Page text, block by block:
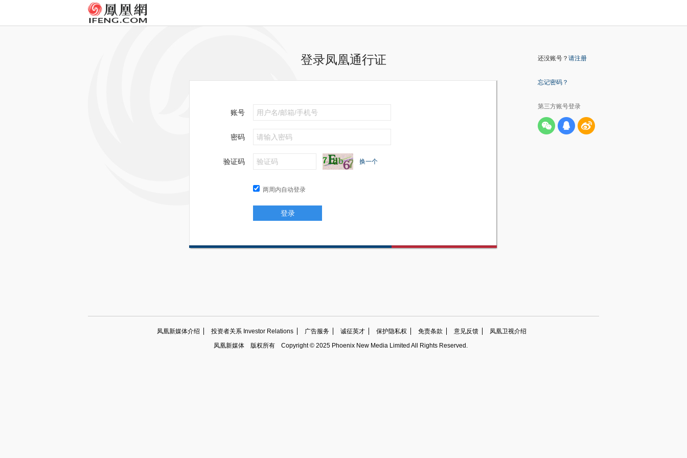
登录凤凰通行证
账号
密码
验证码 换一个
两周内自动登录
登录
还没账号？ 请注册
忘记密码？
第三方账号登录
凤凰新媒体介绍 投资者关系 Investor Relations 广告服务 诚征英才 保护隐私权 免责条款 意见反馈
凤凰卫视介绍
凤凰新媒体
版权所有 Copyright © 2025 Phoenix New Media Limited All Rights Reserved.